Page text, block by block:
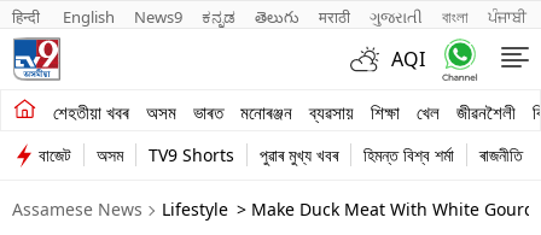
हिन्दी English News9 ಕನ್ನಡ తెలుగు मराठी ગુજરાતી বাংলা ਪੰਜਾਬੀ
AQI
শেহতীয়া খবৰ অসম ভাৰত মনোৰঞ্জন ব্যৱসায় শিক্ষা খেল জীৱনশৈলী
শেহতীয়া খবৰ
অসম
ভাৰত
বাজেট অসম TV9 Shorts পুৱাৰ মুখ্য খবৰ হিমন্ত বিশ্ব শৰ্মা ৰাজনীতি
Assamese News Lifestyle > Make Duck Meat With White